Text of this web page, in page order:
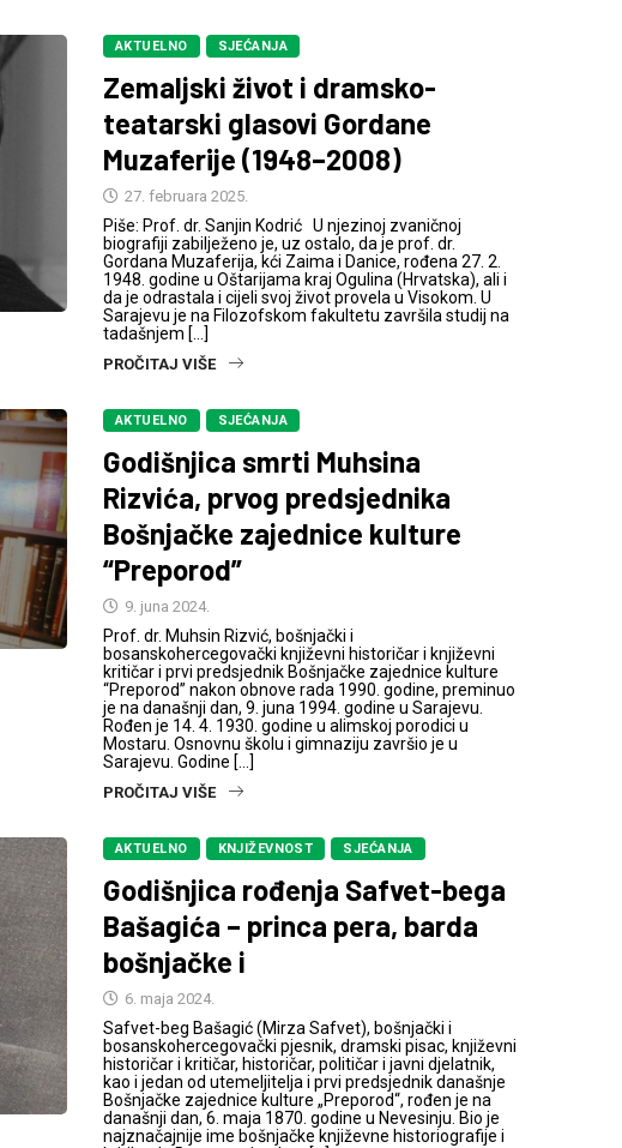
AKTUELNO SJEĆANJA
Zemaljski život i dramsko-
teatarski glasovi Gordane
Muzaferije (1948–2008)
27. februara 2025.
Piše: Prof. dr. Sanjin Kodrić U njezinoj zvaničnoj
biografiji zabilježeno je, uz ostalo, da je prof. dr.
Gordana Muzaferija, kći Zaima i Danice, rođena 27. 2.
1948. godine u Oštarijama kraj Ogulina (Hrvatska), ali i
da je odrastala i cijeli svoj život provela u Visokom. U
Sarajevu je na Filozofskom fakultetu završila studij na
tadašnjem […]
PROČITAJ VIŠE
AKTUELNO SJEĆANJA
Godišnjica smrti Muhsina
Rizvića, prvog predsjednika
Bošnjačke zajednice kulture
“Preporod”
9. juna 2024.
Prof. dr. Muhsin Rizvić, bošnjački i
bosanskohercegovački književni historičar i književni
kritičar i prvi predsjednik Bošnjačke zajednice kulture
“Preporod” nakon obnove rada 1990. godine, preminuo
je na današnji dan, 9. juna 1994. godine u Sarajevu.
Rođen je 14. 4. 1930. godine u alimskoj porodici u
Mostaru. Osnovnu školu i gimnaziju završio je u
Sarajevu. Godine […]
PROČITAJ VIŠE
AKTUELNO KNJIŽEVNOST SJEĆANJA
Godišnjica rođenja Safvet-bega
Bašagića – princa pera, barda
bošnjačke i
6. maja 2024.
Safvet-beg Bašagić (Mirza Safvet), bošnjački i
bosanskohercegovački pjesnik, dramski pisac, književni
historičar i kritičar, historičar, političar i javni djelatnik,
kao i jedan od utemeljitelja i prvi predsjednik današnje
Bošnjačke zajednice kulture „Preporod“, rođen je na
današnji dan, 6. maja 1870. godine u Nevesinju. Bio je
najznačajnije ime bošnjačke književne historiografije i